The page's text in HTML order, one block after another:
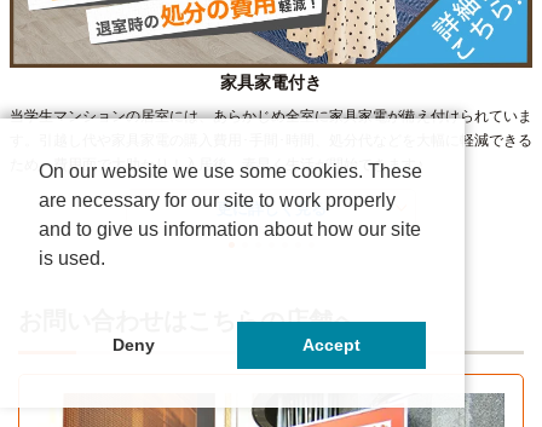
家具家電付き
当学生マンションの居室には、あらかじめ全室に家具家電が備え付けられていま
す。引越し代や家具家電の購入費用･手間･時間、処分代などを大幅に軽減できる
ため、費用面で大助かり！入居後、素早く生活が開始できます♪
更に詳しく見る
お問い合わせはこちらの店舗へ
On our website we use some cookies. These
are necessary for our site to work properly
and to give us information about how our site
is used.
Deny Accept